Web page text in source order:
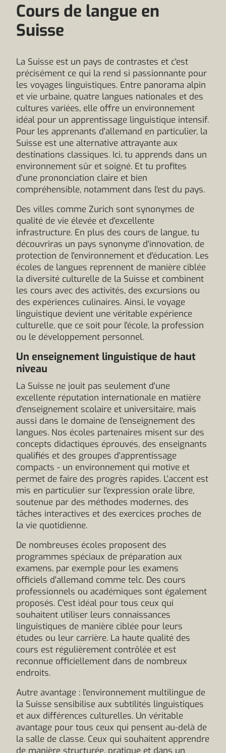
Cours de langue en
Suisse
La Suisse est un pays de contrastes et c'est
précisément ce qui la rend si passionnante pour
les voyages linguistiques. Entre panorama alpin
et vie urbaine, quatre langues nationales et des
cultures variées, elle offre un environnement
idéal pour un apprentissage linguistique intensif.
Pour les apprenants d'allemand en particulier, la
Suisse est une alternative attrayante aux
destinations classiques. Ici, tu apprends dans un
environnement sûr et soigné. Et tu profites
d'une prononciation claire et bien
compréhensible, notamment dans l'est du pays.
Des villes comme Zurich sont synonymes de
qualité de vie élevée et d'excellente
infrastructure. En plus des cours de langue, tu
découvriras un pays synonyme d'innovation, de
protection de l'environnement et d'éducation. Les
écoles de langues reprennent de manière ciblée
la diversité culturelle de la Suisse et combinent
les cours avec des activités, des excursions ou
des expériences culinaires. Ainsi, le voyage
linguistique devient une véritable expérience
culturelle, que ce soit pour l'école, la profession
ou le développement personnel.
Un enseignement linguistique de haut
niveau
La Suisse ne jouit pas seulement d'une
excellente réputation internationale en matière
d'enseignement scolaire et universitaire, mais
aussi dans le domaine de l'enseignement des
langues. Nos écoles partenaires misent sur des
concepts didactiques éprouvés, des enseignants
qualifiés et des groupes d'apprentissage
compacts - un environnement qui motive et
permet de faire des progrès rapides. L'accent est
mis en particulier sur l'expression orale libre,
soutenue par des méthodes modernes, des
tâches interactives et des exercices proches de
la vie quotidienne.
De nombreuses écoles proposent des
programmes spéciaux de préparation aux
examens, par exemple pour les examens
officiels d'allemand comme telc. Des cours
professionnels ou académiques sont également
proposés. C'est idéal pour tous ceux qui
souhaitent utiliser leurs connaissances
linguistiques de manière ciblée pour leurs
études ou leur carrière. La haute qualité des
cours est régulièrement contrôlée et est
reconnue officiellement dans de nombreux
endroits.
Autre avantage : l'environnement multilingue de
la Suisse sensibilise aux subtilités linguistiques
et aux différences culturelles. Un véritable
avantage pour tous ceux qui pensent au-delà de
la salle de classe. Ceux qui souhaitent apprendre